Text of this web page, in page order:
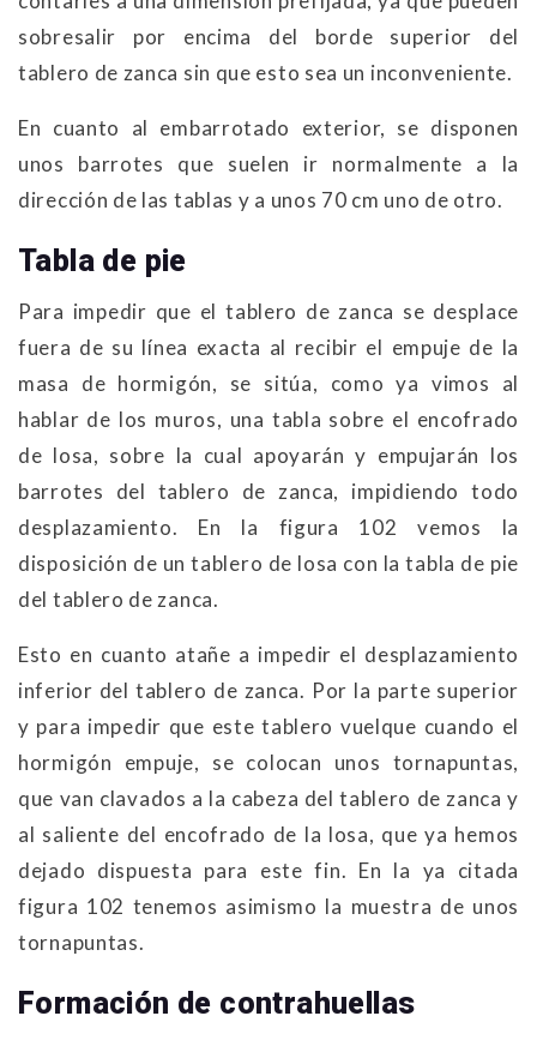
sobresalir por encima del borde superior del
tablero de zanca sin que esto sea un inconveniente.
En cuanto al embarrotado exterior, se disponen
unos barrotes que suelen ir normalmente a la
dirección de las tablas y a unos 70 cm uno de otro.
Tabla de pie
Para impedir que el tablero de zanca se desplace
fuera de su línea exacta al recibir el empuje de la
masa de hormigón, se sitúa, como ya vimos al
hablar de los muros, una tabla sobre el encofrado
de losa, sobre la cual apoyarán y empujarán los
barrotes del tablero de zanca, impidiendo todo
desplazamiento. En la figura 102 vemos la
disposición de un tablero de losa con la tabla de pie
del tablero de zanca.
Esto en cuanto atañe a impedir el desplazamiento
inferior del tablero de zanca. Por la parte superior
y para impedir que este tablero vuelque cuando el
hormigón empuje, se colocan unos tornapuntas,
que van clavados a la cabeza del tablero de zanca y
al saliente del encofrado de la losa, que ya hemos
dejado dispuesta para este fin. En la ya citada
figura 102 tenemos asimismo la muestra de unos
tornapuntas.
Formación de contrahuellas